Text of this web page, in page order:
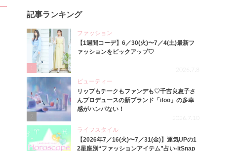
記事ランキング
ファッション
【1週間コーデ】6／30(火)〜7／4(土)最新フ
ァッションをピックアップ♡
2026.7.8
ビューティー
リップもチークもファンデも♡千吉良恵子さ
んプロデュースの新ブランド「ifoo」の多幸
感がハンパない！
2026.7.10
ライフスタイル
【2026年7／16(火)〜7／31(金)】運気UPの1
2星座別“ファッションアイテム”占い-itSnap